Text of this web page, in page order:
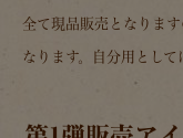
全て現品販売となりま
なります。自分用とし